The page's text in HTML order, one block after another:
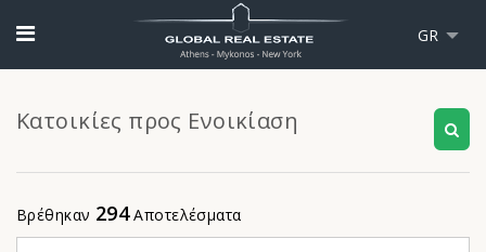
GR
Κατοικίες προς Ενοικίαση
Βρέθηκαν 294Αποτελέσματα